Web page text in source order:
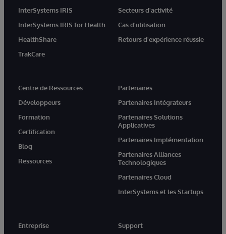
InterSystems IRIS
InterSystems IRIS for Health
HealthShare
TrakCare
Secteurs d'activité
Cas d'utilisation
Retours d'expérience réussie
Centre de Ressources
Développeurs
Formation
Certification
Blog
Ressources
Partenaires
Partenaires Intégrateurs
Partenaires Solutions
Applicatives
Partenaires Implémentation
Partenaires Alliances
Technologiques
Partenaires Cloud
InterSystems et les Startups
Entreprise
Support